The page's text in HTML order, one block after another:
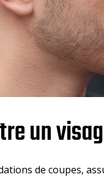
un
de coupes,